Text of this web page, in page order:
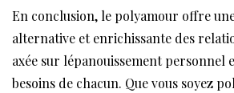
En conclusion, le polyamour offre
alternative et enrichissante des
axée sur lépanouissement personnel
besoins de chacun. Que vous soyez